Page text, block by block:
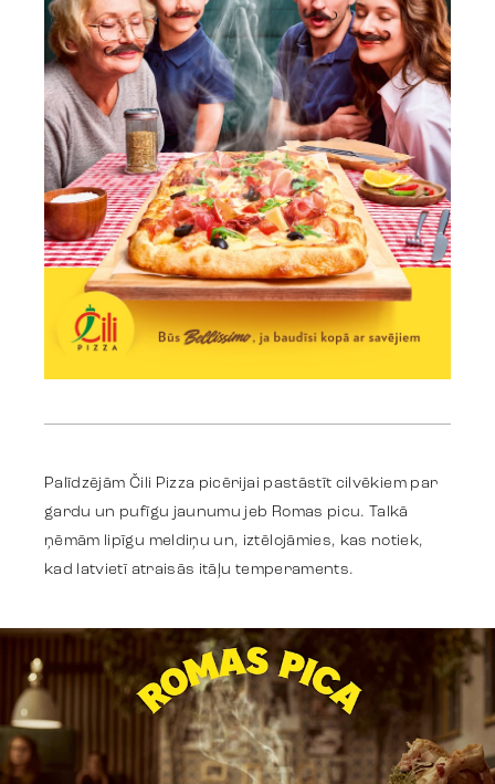
Work
Strategy
Advertising
Team
Trends
Palīdzējām Čili Pizza picērijai pastāstīt cilvēkiem par
gardu un pufīgu jaunumu jeb Romas picu. Talkā
ņēmām lipīgu meldiņu un, iztēlojāmies, kas notiek,
kad latvietī atraisās itāļu temperaments.